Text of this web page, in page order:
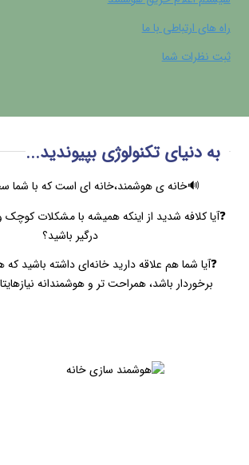
راه های ارتباطی با ما
ثبت نظرات شما
به دنیای تکنولوژی بپیوندید...
🔊خانه‌ ی هوشمند،خانه ای است که با شما
❓آیا کلافه شدید از اینکه همیشه با مشکلات
درگیر باشید؟
❓آیا شما هم علاقه دارید خانه‌ای داشته باشید
برخوردار باشد، همراحت تر و هوشمندانه